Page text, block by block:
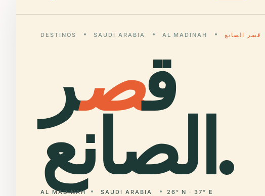
DESTINOS SAUDI ARABIA AL MADINAH قصر الصانع
قصر
الصانع. AL MADINAH SAUDI ARABIA 26° N · 37° E